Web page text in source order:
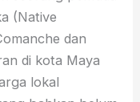
(Native
dan
di kota Maya
lokal